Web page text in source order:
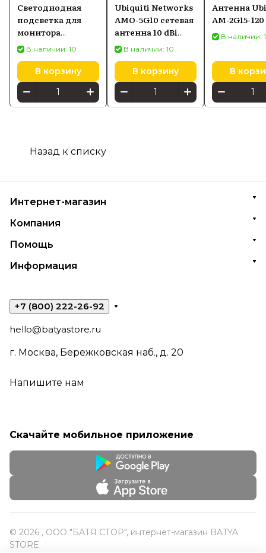
Светодиодная
подсветка для
монитора
SCREENBAR HALO
2
В наличии: 10
В корзину
Ubiquiti Networks
AMO-5G10 сетевая
антенна 10 dBi
Секторная
антенна
В наличии: 10
В корзину
Антенна
AM-2G15-120
В наличии:
В
Назад к списку
Интернет-магазин
Компания
Помощь
Информация
+7 (800) 222-26-92
hello@batyastore.ru
г. Москва, Бережковская наб., д. 20
Напишите нам
Скачайте мобильное приложение
© 2026 , ООО "БАТЯ СТОР", интернет-магазин BATYA
STORE